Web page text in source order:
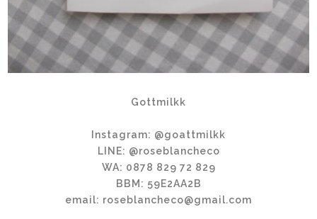
Gottmilkk
Instagram: @goattmilkk
LINE: @roseblancheco
WA: 0878 829 72 829
BBM: 59E2AA2B
email: roseblancheco@gmail.com